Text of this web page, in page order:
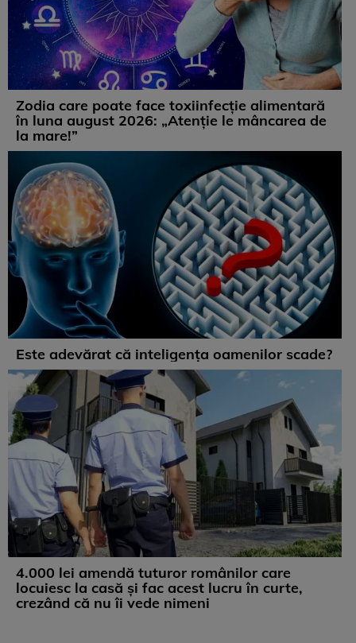
Zodia care poate face toxiinfecție alimentară
în luna august 2026: „Atenție le mâncarea de
la mare!”
Este adevărat că inteligența oamenilor scade?
4.000 lei amendă tuturor românilor care
locuiesc la casă și fac acest lucru în curte,
crezând că nu îi vede nimeni